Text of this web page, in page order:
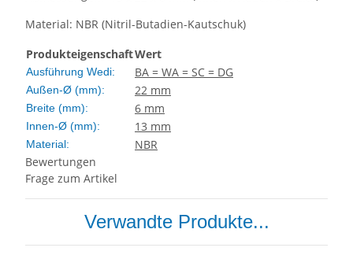
Material: NBR (Nitril-Butadien-Kautschuk)
ProdukteigenschaftWert
Ausführung Wedi: BA = WA = SC = DG
Außen-Ø (mm): 22 mm
Breite (mm): 6 mm
Innen-Ø (mm): 13 mm
Material:
NBR
Bewertungen
Frage zum Artikel
Verwandte Produkte...